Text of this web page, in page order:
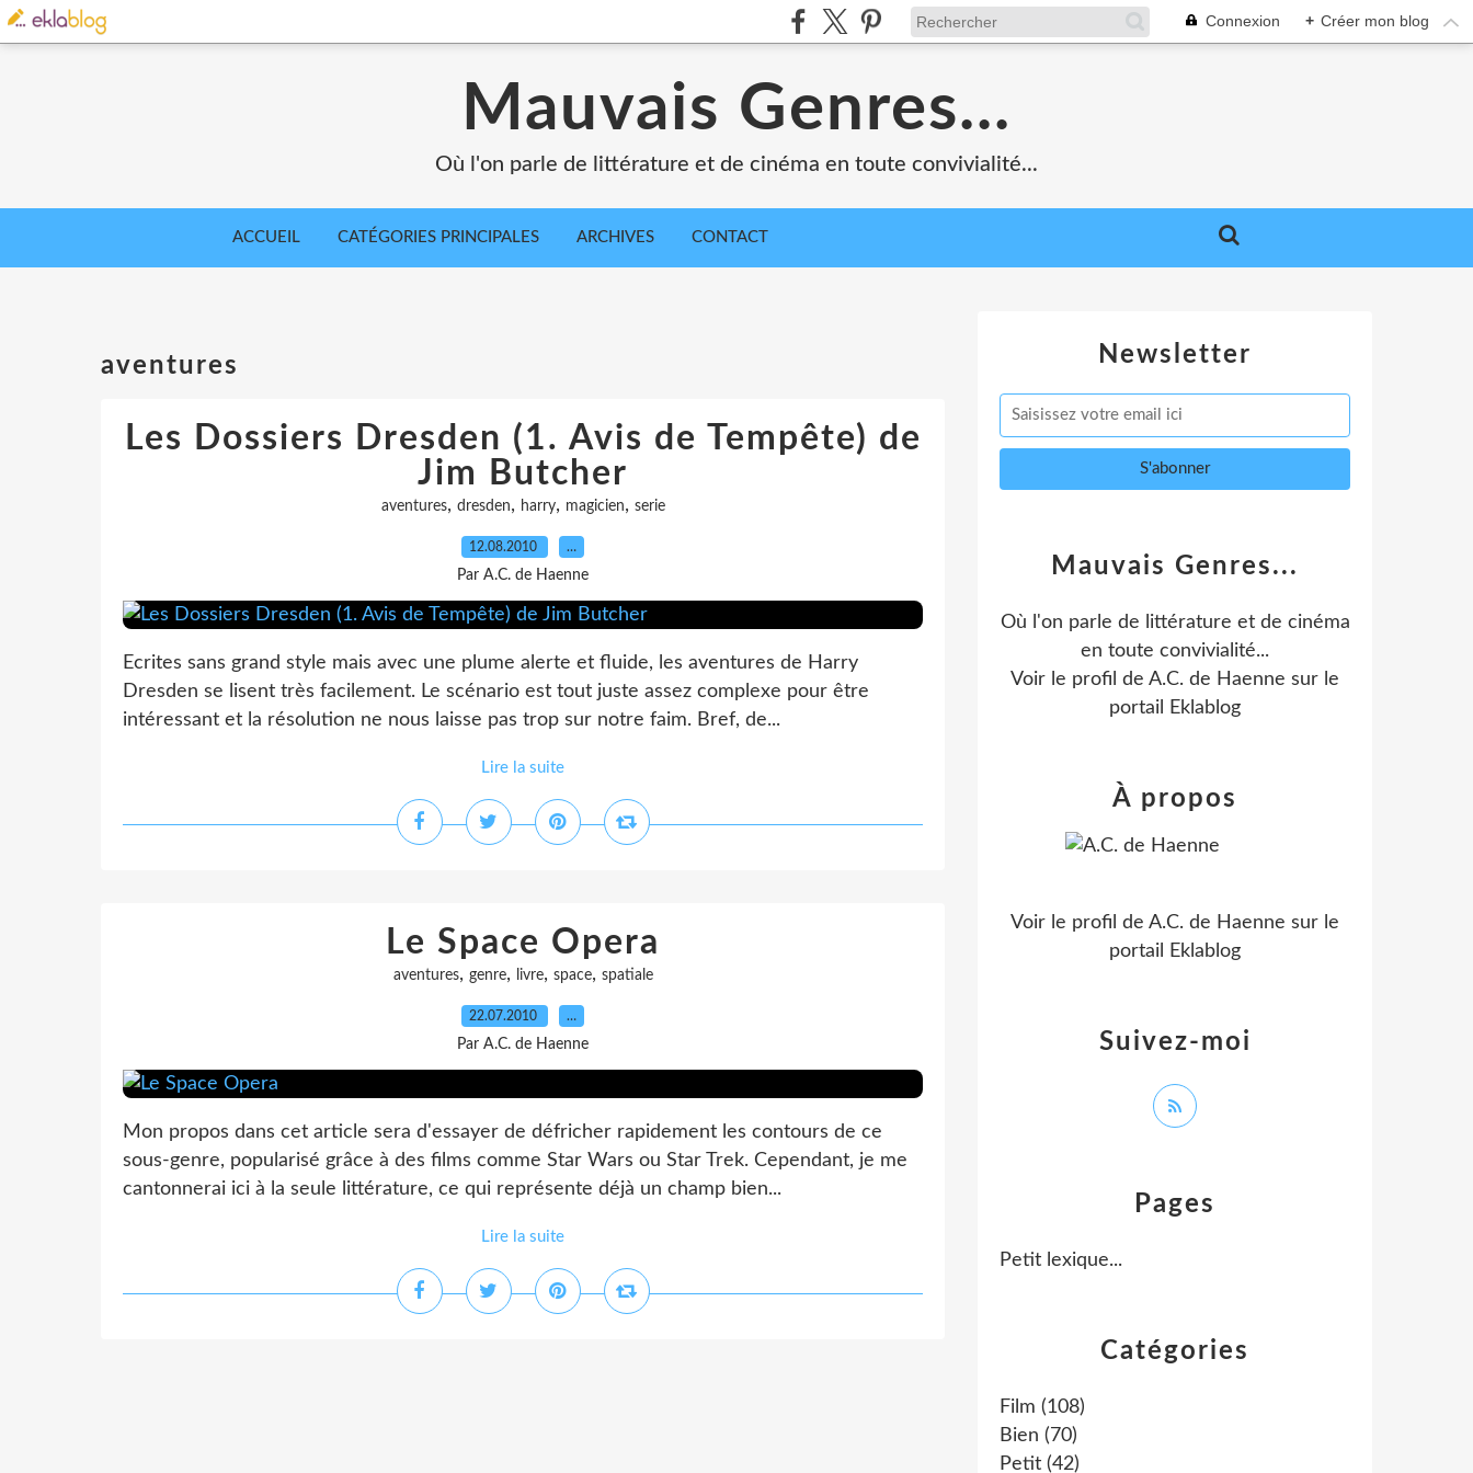
Connexion + Créer mon blog
Mauvais Genres...
Où l'on parle de littérature et de cinéma en toute convivialité...
ACCUEIL CATÉGORIES PRINCIPALES ARCHIVES CONTACT
aventures
Les Dossiers Dresden (1. Avis de Tempête) de
Jim Butcher
aventures, dresden, harry, magicien, serie
12.08.2010 …
Par A.C. de Haenne
Ecrites sans grand style mais avec une plume alerte et fluide, les aventures de Harry
Dresden se lisent très facilement. Le scénario est tout juste assez complexe pour être
intéressant et la résolution ne nous laisse pas trop sur notre faim. Bref, de...
Lire la suite
Le Space Opera
aventures, genre, livre, space, spatiale
22.07.2010 …
Par A.C. de Haenne
Mon propos dans cet article sera d'essayer de défricher rapidement les contours de ce
sous-genre, popularisé grâce à des films comme Star Wars ou Star Trek. Cependant, je me
cantonnerai ici à la seule littérature, ce qui représente déjà un champ bien...
Lire la suite
Newsletter
Catégories
Film (108)
Bien (70)
Petit (42)
Pages
Petit lexique...
Mauvais Genres...
Où l'on parle de littérature et de cinéma
en toute convivialité...
Voir le profil de A.C. de Haenne sur le
portail Eklablog
Suivez-moi
À propos
Voir le profil de A.C. de Haenne sur le
portail Eklablog